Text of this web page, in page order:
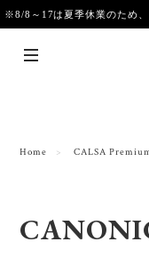
※8/8～17は夏季休業のため
Home CALSA